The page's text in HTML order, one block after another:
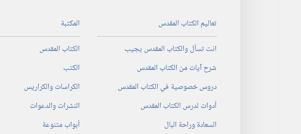
تعاليم الكتاب المقدس
انت تسأل والكتاب المقدس يجيب
شرح آيات من الكتاب المقدس
دروس خصوصية في الكتاب المقدس
أدوات لدرس الكتاب المقدس
السعادة وراحة البال
المكتبة
الكتاب المقدس
الكتب
الكراسات والكراريس
النشرات والدعوات
أبواب متنوعة